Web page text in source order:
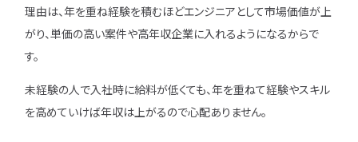
理由は、年を重ね経験を積むほどエンジニアとして市場価値が上
がり、単価の高い案件や高年収企業に入れるようになるからで
す。
未経験の人で入社時に給料が低くても、年を重ねて経験やスキル
を高めていけば年収は上がるので心配ありません。